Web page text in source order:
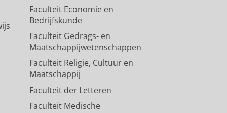
Faculteit Economie en
Bedrijfskunde
Faculteit Gedrags- en
Maatschappijwetenschappen
Faculteit Religie, Cultuur en
Maatschappij
Faculteit der Letteren
Faculteit Medische